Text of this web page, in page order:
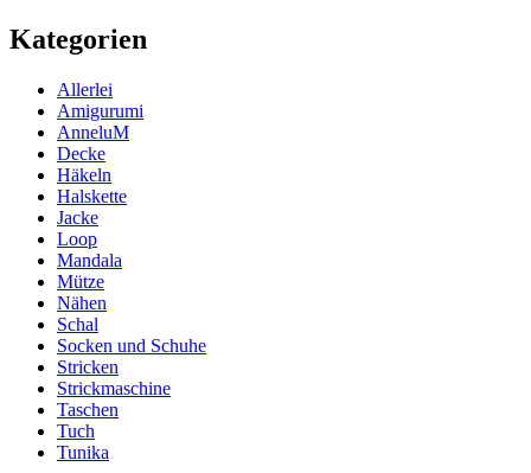
Kategorien
Allerlei
Amigurumi
AnneluM
Decke
Häkeln
Halskette
Jacke
Loop
Mandala
Mütze
Nähen
Schal
Socken und Schuhe
Stricken
Strickmaschine
Taschen
Tuch
Tunika